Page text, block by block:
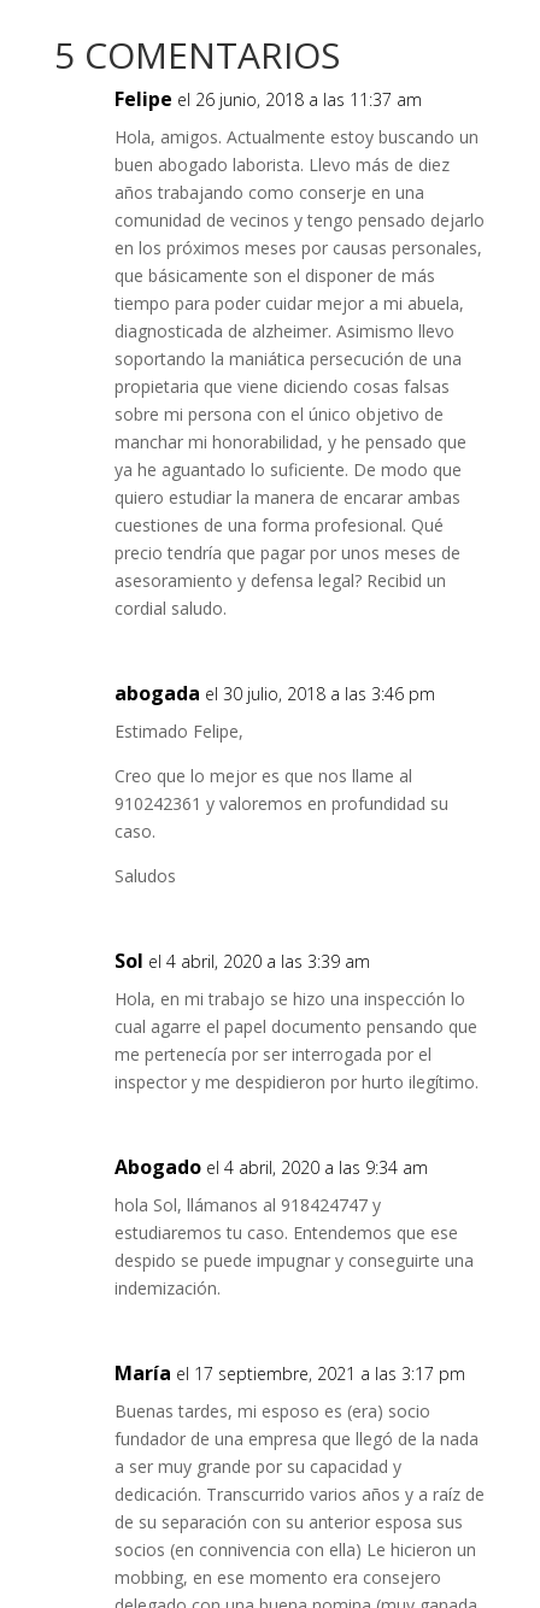
5 COMENTARIOS
Felipe el 26 junio, 2018 a las 11:37 am
Hola, amigos. Actualmente estoy buscando un
buen abogado laborista. Llevo más de diez
años trabajando como conserje en una
comunidad de vecinos y tengo pensado dejarlo
en los próximos meses por causas personales,
que básicamente son el disponer de más
tiempo para poder cuidar mejor a mi abuela,
diagnosticada de alzheimer. Asimismo llevo
soportando la maniática persecución de una
propietaria que viene diciendo cosas falsas
sobre mi persona con el único objetivo de
manchar mi honorabilidad, y he pensado que
ya he aguantado lo suficiente. De modo que
quiero estudiar la manera de encarar ambas
cuestiones de una forma profesional. Qué
precio tendría que pagar por unos meses de
asesoramiento y defensa legal? Recibid un
cordial saludo.
abogada el 30 julio, 2018 a las 3:46 pm
Estimado Felipe,
Creo que lo mejor es que nos llame al
910242361 y valoremos en profundidad su
caso.
Saludos
Sol el 4 abril, 2020 a las 3:39 am
Hola, en mi trabajo se hizo una inspección lo
cual agarre el papel documento pensando que
me pertenecía por ser interrogada por el
inspector y me despidieron por hurto ilegítimo.
Abogado el 4 abril, 2020 a las 9:34 am
hola Sol, llámanos al 918424747 y
estudiaremos tu caso. Entendemos que ese
despido se puede impugnar y conseguirte una
indemización.
María el 17 septiembre, 2021 a las 3:17 pm
Buenas tardes, mi esposo es (era) socio
fundador de una empresa que llegó de la nada
a ser muy grande por su capacidad y
dedicación. Transcurrido varios años y a raíz de
de su separación con su anterior esposa sus
socios (en connivencia con ella) Le hicieron un
mobbing, en ese momento era consejero